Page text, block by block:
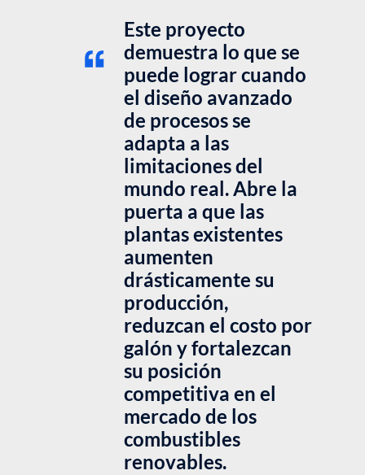
Este proyecto
demuestra lo que se
puede lograr cuando
el diseño avanzado
de procesos se
adapta a las
limitaciones del
mundo real. Abre la
puerta a que las
plantas existentes
aumenten
drásticamente su
producción,
reduzcan el costo por
galón y fortalezcan
su posición
competitiva en el
mercado de los
combustibles
renovables.